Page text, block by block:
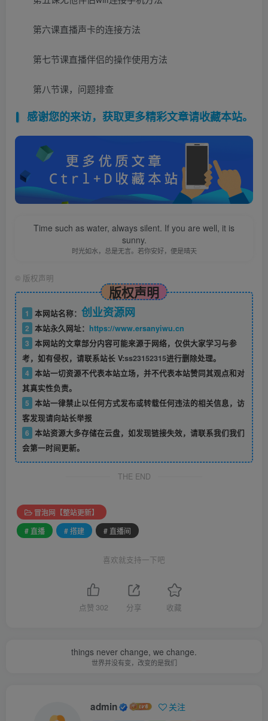
第六课直播声卡的连接方法
第七节课直播伴侣的操作使用方法
第八节课，问题排查
感谢您的来访，获取更多精彩文章请收藏本站。
Time such as water, always silent. If you are well, it is
sunny.
时光如水，总是无言。若你安好，便是晴天
© 版权声明
版权声明
1 本网站名称： 创业资源网
2 本站永久网址： https://www.ersanyiwu.cn
3 本网站的文章部分内容可能来源于网络，仅供大家学习与参
考，如有侵权，请联系站长 V:ss23152315进行删除处理。
4 本站一切资源不代表本站立场，并不代表本站赞同其观点和对
其真实性负责。
5 本站一律禁止以任何方式发布或转载任何违法的相关信息，访
客发现请向站长举报
6 本站资源大多存储在云盘，如发现链接失效，请联系我们我们
会第一时间更新。
THE END
冒泡网【整站更新】
# 直播
# 搭建 # 直播间
喜欢就支持一下吧
点赞 302 分享 收藏
things never change, we change.
世界并没有变，改变的是我们
admin 关注